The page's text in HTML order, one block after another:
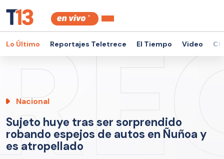
Lo Último Reportajes Teletrece El Tiempo Video
Nacional
Sujeto huye tras ser sorprendido
robando espejos de autos en Ñuñoa y
es atropellado